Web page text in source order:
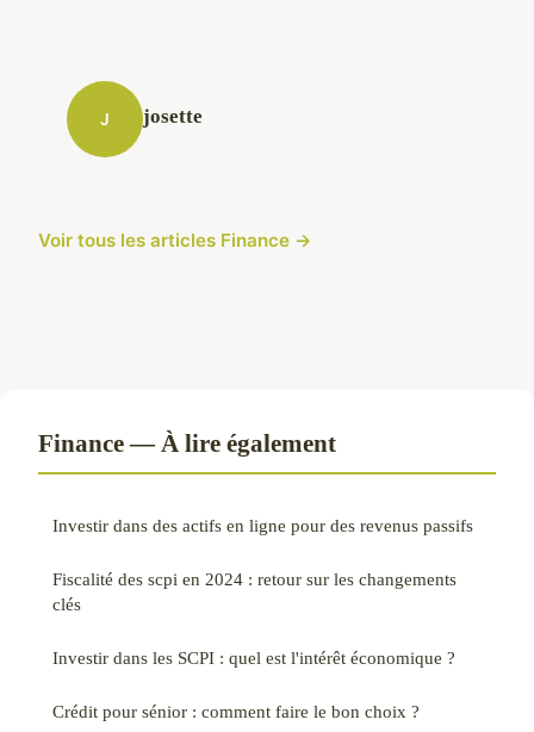
J josette
Voir tous les articles Finance →
Finance — À lire également
Investir dans des actifs en ligne pour des revenus passifs
Fiscalité des scpi en 2024 : retour sur les changements
clés
Investir dans les SCPI : quel est l'intérêt économique ?
Crédit pour sénior : comment faire le bon choix ?